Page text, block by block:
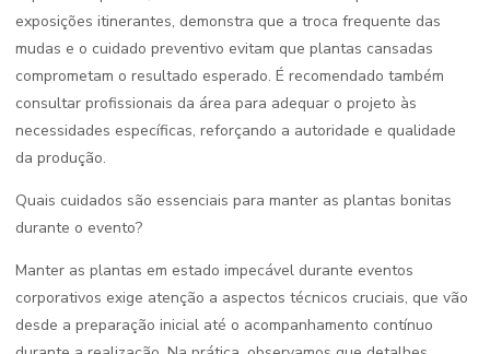
exposições itinerantes, demonstra que a troca frequente das
mudas e o cuidado preventivo evitam que plantas cansadas
comprometam o resultado esperado. É recomendado também
consultar profissionais da área para adequar o projeto às
necessidades específicas, reforçando a autoridade e qualidade
da produção.
Quais cuidados são essenciais para manter as plantas bonitas
durante o evento?
Manter as plantas em estado impecável durante eventos
corporativos exige atenção a aspectos técnicos cruciais, que vão
desde a preparação inicial até o acompanhamento contínuo